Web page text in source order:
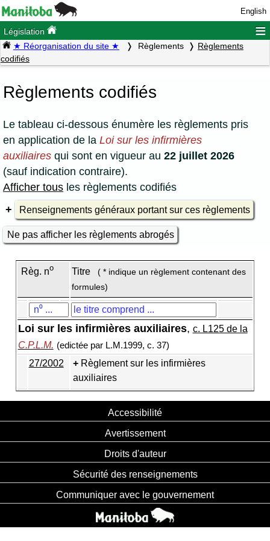
English
Législation ≡
★ Réorganisation du site ★ Règlements
Règlements
codifiés
Règlements codifiés
Le tableau ci-dessous énumère les règlements pris
en application de la Loi sur les infirmières
auxiliaires qui sont en vigueur au 22 juillet 2026
(sauf indication contraire).
Afficher tous les règlements codifiés
Renseignements généraux portant sur ces règlements
Ne pas afficher les règlements abrogés
Règ. no Titre
( * indique un règlement contenant des
formules)
Loi sur les infirmières auxiliaires, c. L125 de la
C.P.L.M. (edictée par L.M.1999, c. 37)
27/2002
Règlement sur les infirmières
auxiliaires
Accessibilité
Avertissement
Droits d'auteur
Sécurité des renseignements
Communiquer avec le gouvernement